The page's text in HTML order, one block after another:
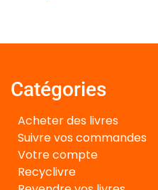
Catégories
Acheter des livres
Suivre vos commandes
Votre compte
Recyclivre